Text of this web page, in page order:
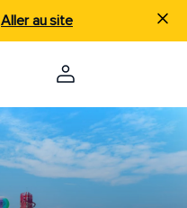
Aller au site